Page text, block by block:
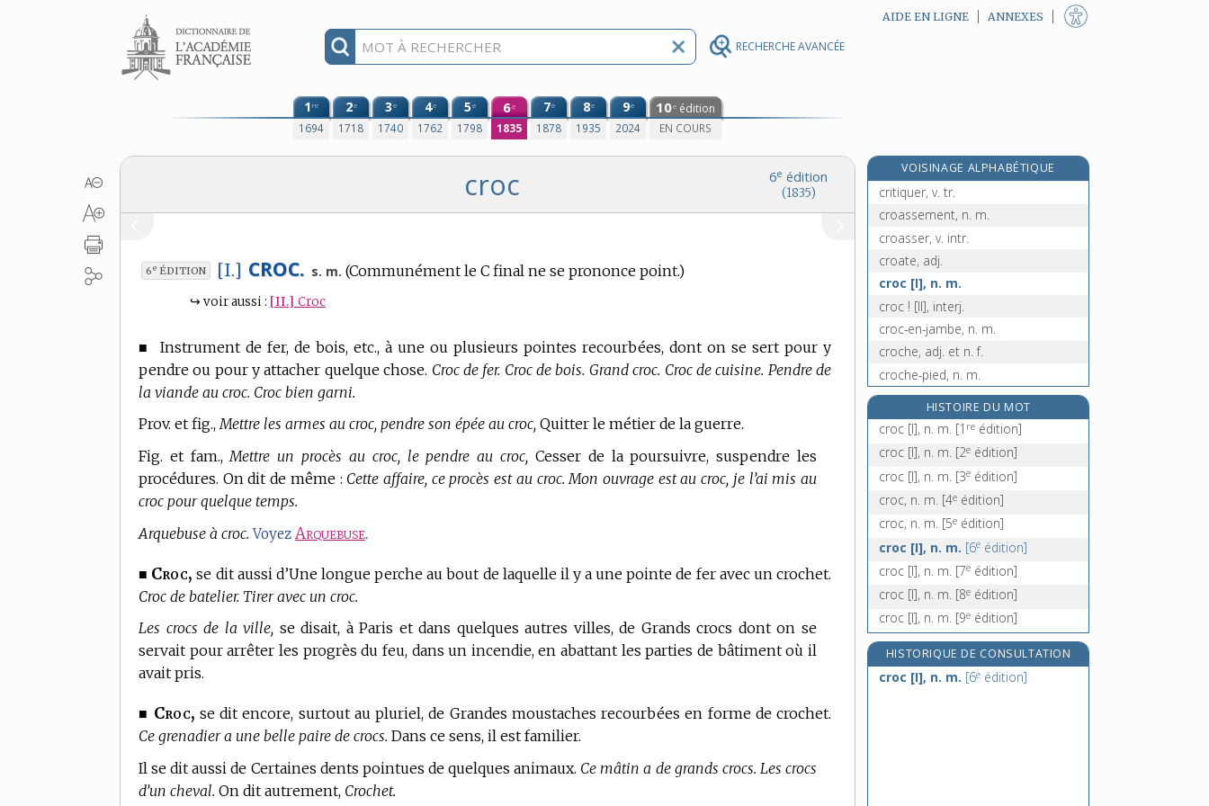
RECHERCHE AVANCÉE
Aller au contenu AIDE EN LIGNE ANNEXES
1re
1694
2e
1718
3e
1740
4e
1762
5e
1798
6e
1835
7e
1878
8e
1935
9e
2024
10e édition
EN COURS
6e édition
(1835)
croc
6e ÉDITION [I.] CROC. s. m. (Communément le C final ne se prononce point.)
↪ voir aussi : [II.] Croc
■Instrument de fer, de bois, etc., à une ou plusieurs pointes recourbées, dont on se sert pour y
pendre ou pour y attacher quelque chose. Croc de fer. Croc de bois. Grand croc. Croc de cuisine. Pendre de
la viande au croc. Croc bien garni.
Prov. et fig.,Mettre les armes au croc, pendre son épée au croc, Quitter le métier de la guerre.
Fig. et fam., Mettre un procès au croc, le pendre au croc, Cesser de la poursuivre, suspendre les
procédures. On dit de même : Cette affaire, ce procès est au croc. Mon ouvrage est au croc, je l’ai mis au
croc pour quelque temps.
Arquebuse à croc. Voyez Arquebuse.
■ Croc, se dit aussi d’Une longue perche au bout de laquelle il y a une pointe de fer avec un crochet.
Croc de batelier. Tirer avec un croc.
Les crocs de la ville, se disait, à Paris et dans quelques autres villes, de Grands crocs dont on se
servait pour arrêter les progrès du feu, dans un incendie, en abattant les parties de bâtiment où il
avait pris.
■ Croc, se dit encore, surtout au pluriel, de Grandes moustaches recourbées en forme de crochet.
Ce grenadier a une belle paire de crocs. Dans ce sens, il est familier.
Il se dit aussi de Certaines dents pointues de quelques animaux. Ce mâtin a de grands crocs. Les crocs
d’un cheval. On dit autrement, Crochet.
VOISINAGE ALPHABÉTIQUE
critique [III], n. f.
critiquer, v. tr.
croassement, n. m.
croasser, v. intr.
croate, adj.
croc [I], n. m.
croc ! [II], interj.
croc-en-jambe, n. m.
croche, adj. et n. f.
croche-pied, n. m.
crocher, v. tr.
crochet, n. m.
crocheter, v. tr.
HISTOIRE DU MOT
croc [I], n. m. [1 re édition]
croc [I], n. m. [2e édition]
croc [I], n. m. [3e édition]
croc, n. m. [4e édition]
croc, n. m. [5e édition]
croc [I], n. m. [6e édition]
croc [I], n. m. [7e édition]
croc [I], n. m. [8e édition]
croc [I], n. m. [9e édition]
HISTORIQUE DE CONSULTATION
croc [I], n. m. [6e édition]